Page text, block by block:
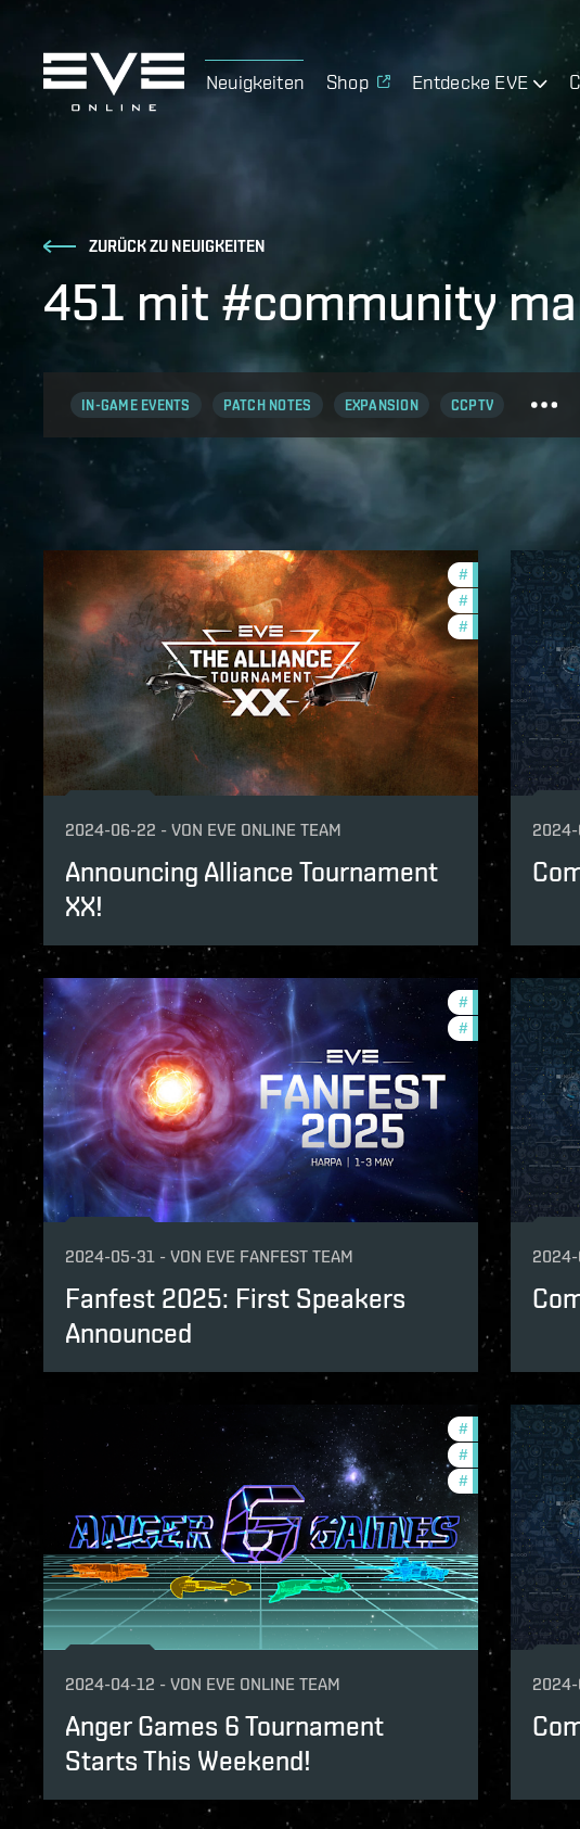
Neuigkeiten Shop Entdecke EVE
ZURÜCK ZU NEUIGKEITEN
451 mit #community
IN-GAME EVENTS PATCH NOTES EXPANSION CCPTV
# tournaments
# community
#
2024-06-22 - VON EVE ONLINE TEAM
Announcing Alliance Tournament
XX!
# community
# fanfest
2024-05-31 - VON EVE FANFEST TEAM
Fanfest 2025: First Speakers
Announced
# community
# tournaments
# ccptv
2024-04-12 - VON EVE ONLINE TEAM
Anger Games 6 Tournament
Starts This Weekend!